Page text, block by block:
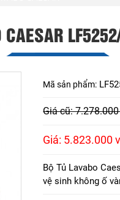
CAESAR
Mã sản phẩm:
Giá cũ:
Giá: 5.823.000
Bộ Tủ Lavabo
vệ sinh không ố